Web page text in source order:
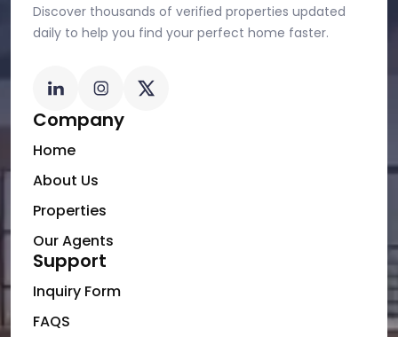
Discover thousands of verified properties updated
daily to help you find your perfect home faster.
Company
Home
About Us
Properties
Our Agents
Support
Inquiry Form
FAQS